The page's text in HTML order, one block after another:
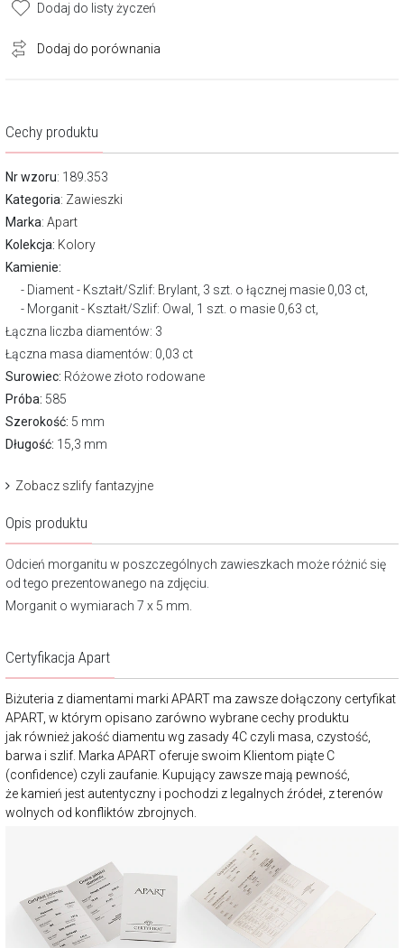
Dodaj do listy życzeń
Dodaj do porównania
Cechy produktu
Nr wzoru: 189.353
Kategoria: Zawieszki
Marka: Apart
Kolekcja: Kolory
Kamienie:
Diament - Kształt/Szlif: Brylant, 3 szt. o łącznej masie 0,03 ct,
Morganit - Kształt/Szlif: Owal, 1 szt. o masie 0,63 ct,
Łączna liczba diamentów: 3
Łączna masa diamentów: 0,03 ct
Surowiec: Różowe złoto rodowane
Próba: 585
Szerokość: 5 mm
Długość: 15,3 mm
Zobacz szlify fantazyjne
Opis produktu
Odcień morganitu w poszczególnych zawieszkach może różnić się
od tego prezentowanego na zdjęciu.
Morganit o wymiarach 7 x 5 mm.
Certyfikacja Apart
Biżuteria z diamentami marki APART ma zawsze dołączony certyfikat
APART, w którym opisano zarówno wybrane cechy produktu
jak również jakość diamentu wg zasady 4C czyli masa, czystość,
barwa i szlif. Marka APART oferuje swoim Klientom piąte C
(confidence) czyli zaufanie. Kupujący zawsze mają pewność,
że kamień jest autentyczny i pochodzi z legalnych źródeł, z terenów
wolnych od konfliktów zbrojnych.